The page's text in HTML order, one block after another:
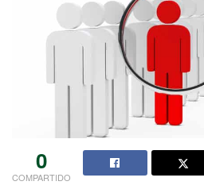
0
COMPARTIDO